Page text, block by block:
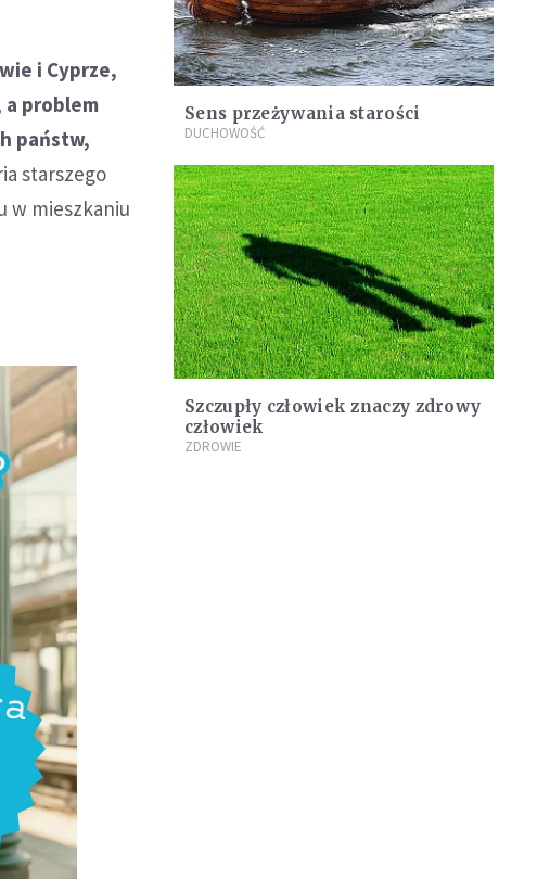
i Cyprze,
problem
państw,
starszego
w mieszkaniu
Sens przeżywania starości
DUCHOWOŚĆ
Szczupły człowiek znaczy zdrowy
człowiek
ZDROWIE